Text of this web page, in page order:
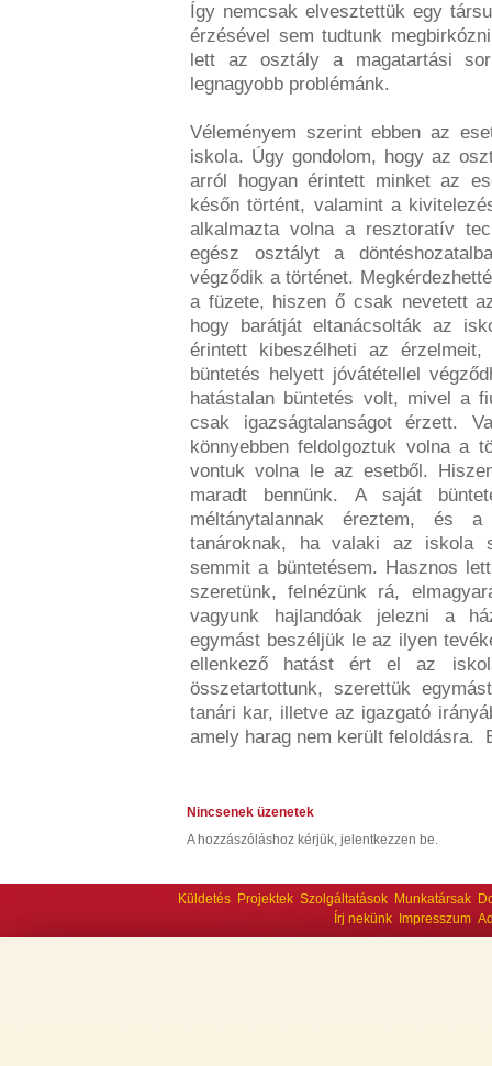
Így nemcsak elvesztettük egy
érzésével sem tudtunk
lett az osztály a magatartási
legnagyobb problémánk.
Véleményem szerint ebben az
iskola. Úgy gondolom, hogy az
arról hogyan érintett minket az
későn történt, valamint a
alkalmazta volna a resztoratív
egész osztályt a
végződik a történet.
a füzete, hiszen ő csak nevetett
hogy barátját eltanácsolták az
érintett kibeszélheti az
büntetés helyett jóvátétellel
hatástalan büntetés volt, mivel a
csak igazságtalanságot érzett.
könnyebben feldolgoztuk volna a
vontuk volna le az esetből.
maradt bennünk. A saját
méltánytalannak éreztem, és
tanároknak, ha valaki az iskola
semmit a büntetésem. Hasznos
szeretünk, felnézünk rá,
vagyunk hajlandóak jelezni a
egymást beszéljük le az ilyen
ellenkező hatást ért el az
összetartottunk, szerettük
tanári kar, illetve az igazgató
amely harag nem került feloldásra.
Nincsenek üzenetek
A hozzászóláshoz kérjük, jelentkezzen be.
Küldetés Projektek Szolgáltatások Munkatársak
Írj nekünk
Impresszum